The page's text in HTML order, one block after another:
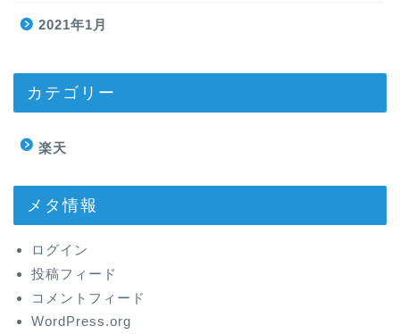
2021年1月
カテゴリー
楽天
メタ情報
ログイン
投稿フィード
コメントフィード
WordPress.org